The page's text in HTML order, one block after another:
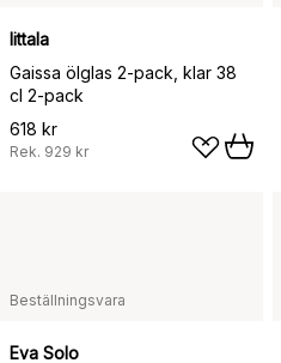
Iittala
Gaissa ölglas 2-pack, klar 38
cl 2-pack
618 kr
Rek. 929 kr
Beställningsvara
Eva Solo